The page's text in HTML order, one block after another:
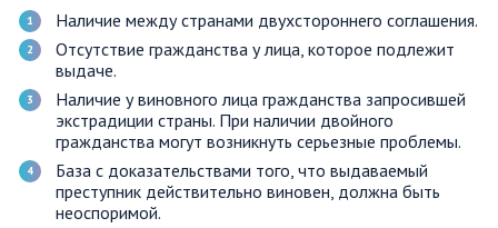
Наличие между странами двухстороннего соглашения.
Отсутствие гражданства у лица, которое подлежит
выдаче.
Наличие у виновного лица гражданства запросившей
экстрадиции страны. При наличии двойного
гражданства могут возникнуть серьезные проблемы.
База с доказательствами того, что выдаваемый
преступник действительно виновен, должна быть
неоспоримой.